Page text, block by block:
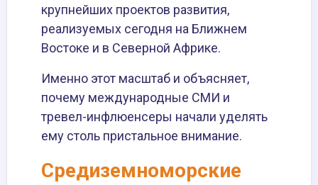
крупнейших проектов развития,
реализуемых сегодня на Ближнем
Востоке и в Северной Африке.
Именно этот масштаб и объясняет,
почему международные СМИ и
тревел-инфлюенсеры начали уделять
ему столь пристальное внимание.
Средиземноморские